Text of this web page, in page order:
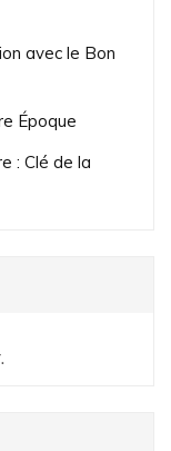
avec le Bon
Époque
: Clé de la